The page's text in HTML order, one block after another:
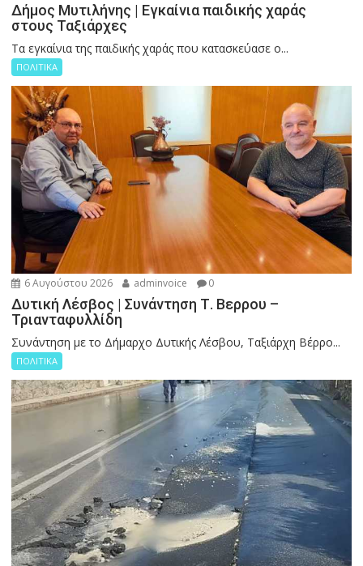
Δήμος Μυτιλήνης | Εγκαίνια παιδικής χαράς
στους Ταξιάρχες
Tα εγκαίνια της παιδικής χαράς που κατασκεύασε ο...
ΠΟΛΙΤΙΚΑ
6 Αυγούστου 2026 adminvoice 0
Δυτική Λέσβος | Συνάντηση Τ. Βερρου –
Τριανταφυλλίδη
Συνάντηση με το Δήμαρχο Δυτικής Λέσβου, Ταξιάρχη Βέρρο...
ΠΟΛΙΤΙΚΑ